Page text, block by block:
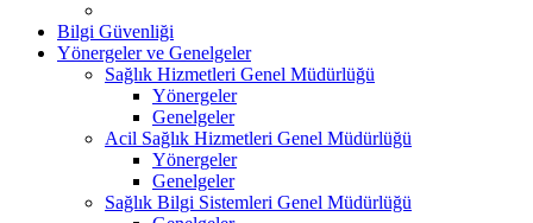
Bilgi Güvenliği
Yönergeler ve Genelgeler
Sağlık Hizmetleri Genel Müdürlüğü
Yönergeler
Genelgeler
Acil Sağlık Hizmetleri Genel Müdürlüğü
Yönergeler
Genelgeler
Sağlık Bilgi Sistemleri Genel Müdürlüğü